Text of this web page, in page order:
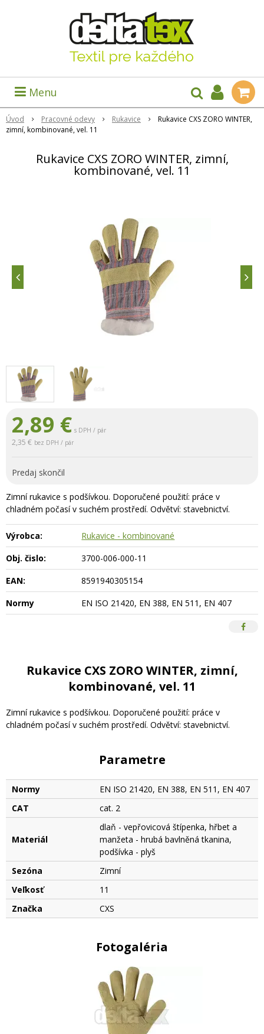
Menu
Úvod Pracovné odevy Rukavice
Rukavice CXS ZORO WINTER,
zimní, kombinované, vel. 11
Rukavice CXS ZORO WINTER, zimní,
kombinované, vel. 11
2,89 € s DPH / pár
2,35 € bez DPH / pár
Predaj skončil
Zimní rukavice s podšívkou. Doporučené použití: práce v
chladném počasí v suchém prostředí. Odvětví: stavebnictví.
Výrobca:
Rukavice - kombinované
Obj. čislo:
3700-006-000-11
EAN:
8591940305154
Normy
EN ISO 21420, EN 388, EN 511, EN 407
Rukavice CXS ZORO WINTER, zimní,
kombinované, vel. 11
Zimní rukavice s podšívkou. Doporučené použití: práce v
chladném počasí v suchém prostředí. Odvětví: stavebnictví.
Parametre
Normy
EN ISO 21420, EN 388, EN 511, EN 407
CAT
cat. 2
Materiál
dlaň - vepřovicová štípenka, hřbet a
manžeta - hrubá bavlněná tkanina,
podšívka - plyš
Sezóna
Zimní
Veľkosť
11
Značka
CXS
Fotogaléria